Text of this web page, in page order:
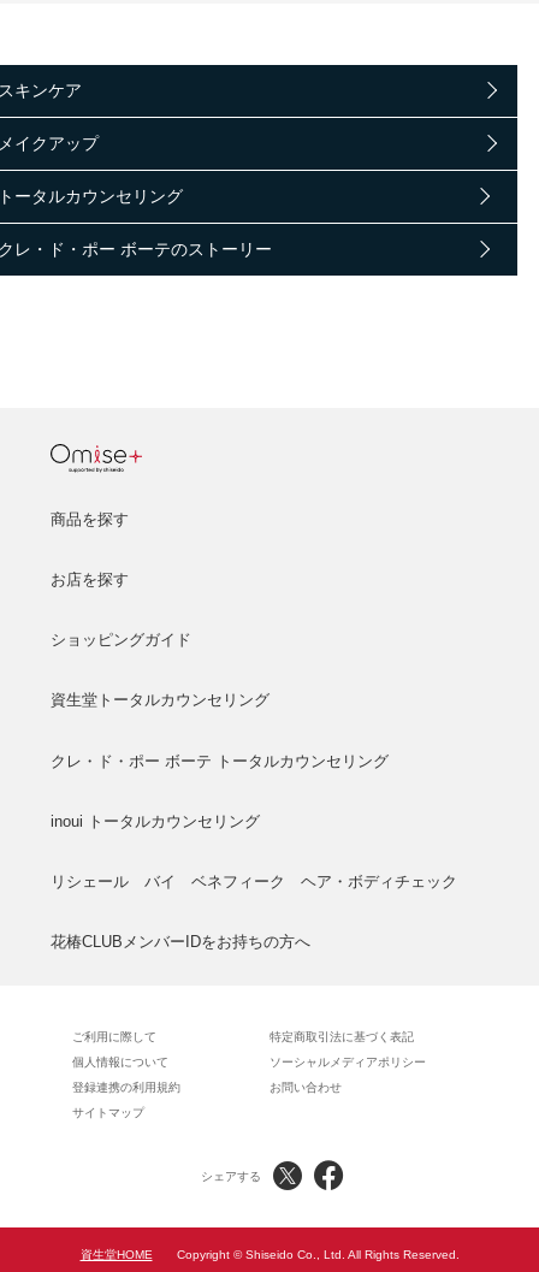
キンケア
イクアップ
ータルカウンセリング
レ・ド・ポー ボーテのストーリー
商品を探す
お店を探す
ショッピングガイド
資生堂トータルカウンセリング
クレ・ド・ポー ボーテ トータルカウンセリング
inoui トータルカウンセリング
リシェール バイ ベネフィーク ヘア・ボディチェック
花椿CLUBメンバーIDをお持ちの方へ
ご利用に際して
特定商取引法に基づく表記
個人情報について
ソーシャルメディアポリシー
登録連携の利用規約
お問い合わせ
サイトマップ
シェアする
資生堂HOME Copyright © Shiseido Co., Ltd. All Rights Reserved.